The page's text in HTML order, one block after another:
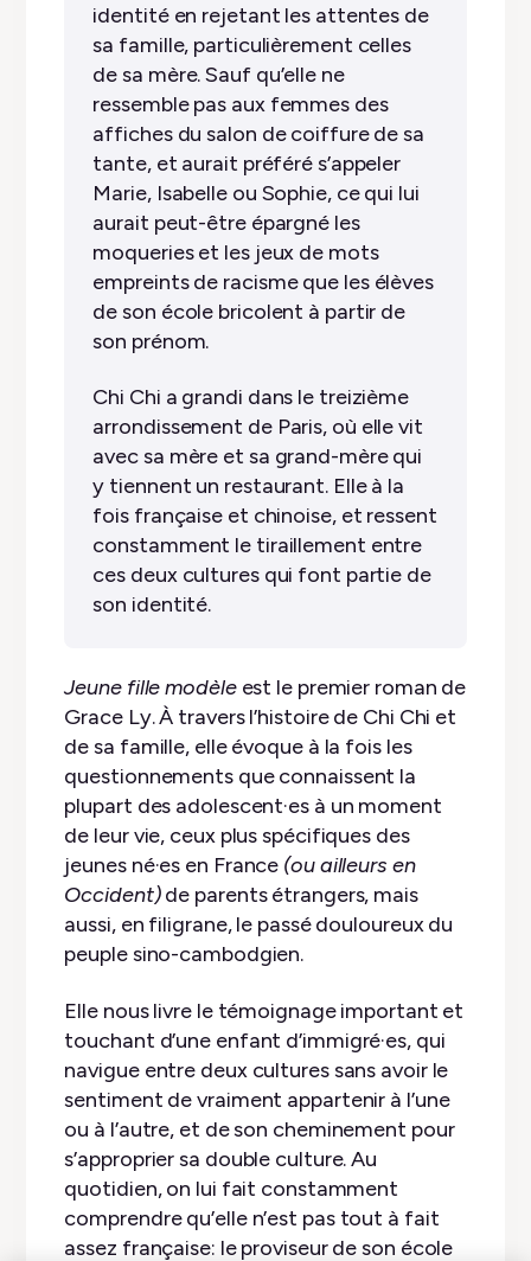
identité en rejetant les attentes de
sa famille, particulièrement celles
de sa mère. Sauf qu’elle ne
ressemble pas aux femmes des
affiches du salon de coiffure de sa
tante, et aurait préféré s’appeler
Marie, Isabelle ou Sophie, ce qui lui
aurait peut-être épargné les
moqueries et les jeux de mots
empreints de racisme que les élèves
de son école bricolent à partir de
son prénom.
Chi Chi a grandi dans le treizième
arrondissement de Paris, où elle vit
avec sa mère et sa grand-mère qui
y tiennent un restaurant. Elle à la
fois française et chinoise, et ressent
constamment le tiraillement entre
ces deux cultures qui font partie de
son identité.
Jeune fille modèleest le premier roman de
Grace Ly. À travers l’histoire de Chi Chi et
de sa famille, elle évoque à la fois les
questionnements que connaissent la
plupart des adolescent·es à un moment
de leur vie, ceux plus spécifiques des
jeunes né·es en France (ou ailleurs en
Occident)de parents étrangers, mais
aussi, en filigrane, le passé douloureux du
peuple sino-cambodgien.
Elle nous livre le témoignage important et
touchant d’une enfant d’immigré·es, qui
navigue entre deux cultures sans avoir le
sentiment de vraiment appartenir à l’une
ou à l’autre, et de son cheminement pour
s’approprier sa double culture. Au
quotidien, on lui fait constamment
comprendre qu’elle n’est pas tout à fait
assez française: le proviseur de son école